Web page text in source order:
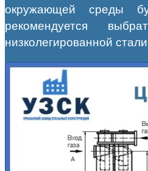
окружающей среды
рекомендуется
низколегированной